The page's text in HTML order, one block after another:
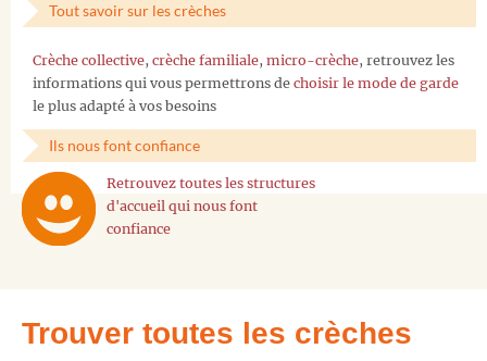
Tout savoir sur les crèches
Crèche collective, crèche familiale, micro-crèche, retrouvez les
informations qui vous permettrons de choisir le mode de garde
le plus adapté à vos besoins
Ils nous font confiance
Retrouvez toutes les structures
d'accueil qui nous font
confiance
Trouver toutes les crèches